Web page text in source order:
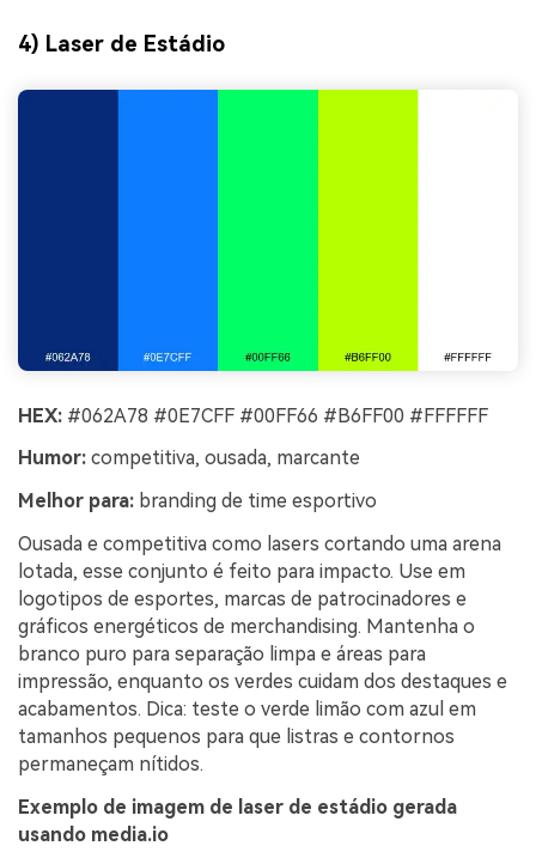
4) Laser de Estádio
HEX: #062A78 #0E7CFF #00FF66 #B6FF00 #FFFFFF
Humor: competitiva, ousada, marcante
Melhor para: branding de time esportivo
Ousada e competitiva como lasers cortando uma arena
lotada, esse conjunto é feito para impacto. Use em
logotipos de esportes, marcas de patrocinadores e
gráficos energéticos de merchandising. Mantenha o
branco puro para separação limpa e áreas para
impressão, enquanto os verdes cuidam dos destaques e
acabamentos. Dica: teste o verde limão com azul em
tamanhos pequenos para que listras e contornos
permaneçam nítidos.
Exemplo de imagem de laser de estádio gerada
usando media.io